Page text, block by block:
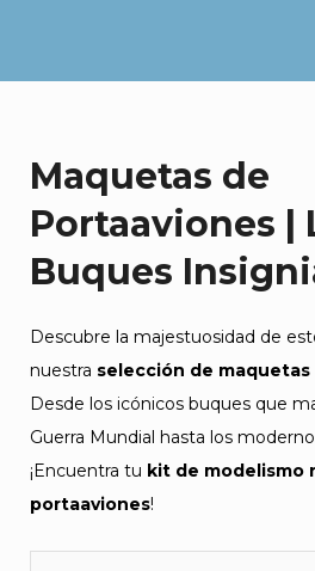
contenido
Maquetas de
Portaaviones |
Buques
Descubre la majestuosidad de
nuestra selección de
Desde los icónicos buques que
Guerra Mundial hasta los
¡Encuentra tu kit de modelismo
portaaviones!